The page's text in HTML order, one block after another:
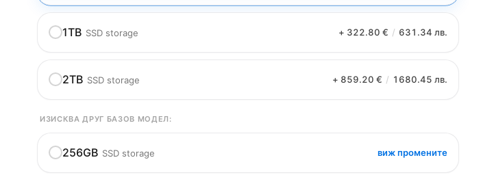
1TB SSD storage + 322.80 € / 631.34 лв.
2TB SSD storage + 859.20 € / 1680.45 лв.
ИЗИСКВА ДРУГ БАЗОВ МОДЕЛ:
256GB SSD storage виж промените